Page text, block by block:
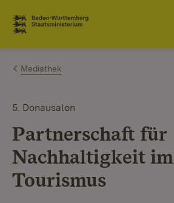
Zum Inhalt springen
Link zur Startseite
Mediathek
5. Donausalon
Partnerschaft für
Nachhaltigkeit im
Tourismus